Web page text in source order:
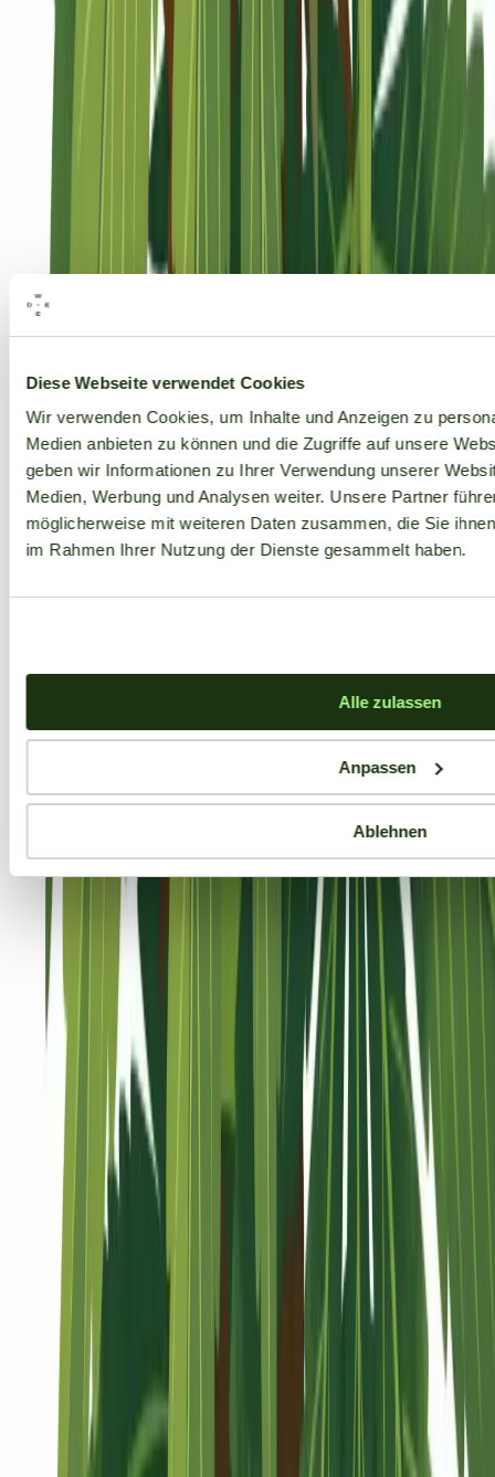
Diese Webseite verwendet Cookies
Wir verwenden Cookies, um Inhalte und Anzeigen zu
Medien anbieten zu können und die Zugriffe auf unsere
geben wir Informationen zu Ihrer Verwendung unserer
Medien, Werbung und Analysen weiter. Unsere Partner
möglicherweise mit weiteren Daten zusammen, die Sie
im Rahmen Ihrer Nutzung der Dienste gesammelt haben.
Alle zulassen
Anpassen
Ablehnen
Seedbanks